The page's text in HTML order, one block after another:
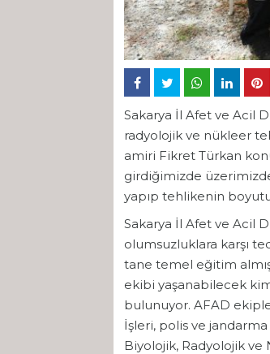
Sakarya İl Afet ve Acil
radyolojik ve nükleer
amiri Fikret Türkan
girdiğimizde
yapıp tehlikenin
Sakarya İl Afet ve Acil
olumsuzluklara karşı
tane temel eğitim
ekibi yaşanabilecek
bulunuyor. AFAD
İşleri, polis ve
Biyolojik, Radyolojik ve